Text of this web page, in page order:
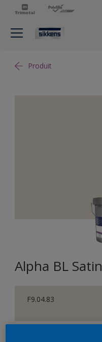
Produit
Alpha BL Satin
F9.04.83